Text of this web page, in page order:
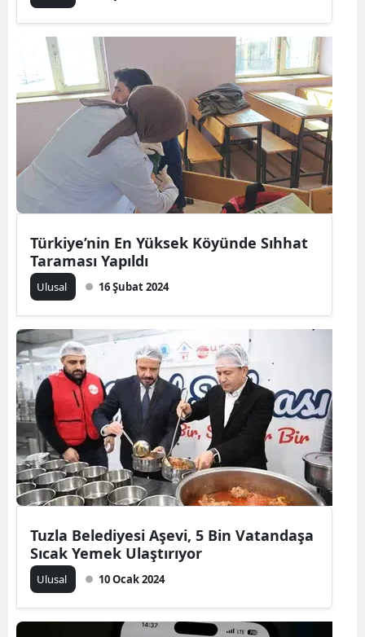
Türkiye’nin En Yüksek Köyünde Sıhhat
Taraması Yapıldı
Ulusal 16 Şubat 2024
Tuzla Belediyesi Aşevi, 5 Bin Vatandaşa
Sıcak Yemek Ulaştırıyor
Ulusal 10 Ocak 2024